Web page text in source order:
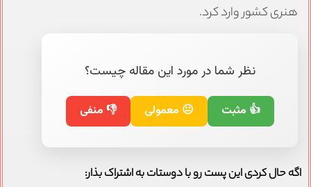
هنری کشور وارد کرد.
نظر شما در مورد این مقاله چیست؟
👍 مثبت 😐 معمولی 👎 منفی
اگه حال کردی این پست رو با دوستات به اشتراک بذار: